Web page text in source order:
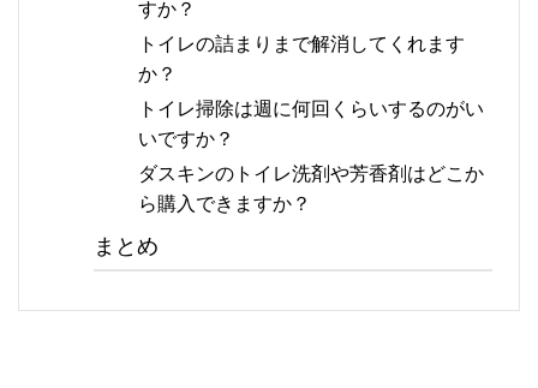
すか？
トイレの詰まりまで解消してくれます
か？
トイレ掃除は週に何回くらいするのがい
いですか？
ダスキンのトイレ洗剤や芳香剤はどこか
ら購入できますか？
まとめ